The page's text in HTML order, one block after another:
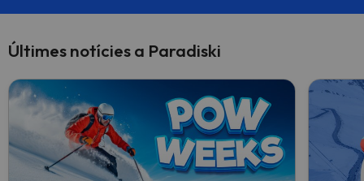
Últimes notícies a Paradiski